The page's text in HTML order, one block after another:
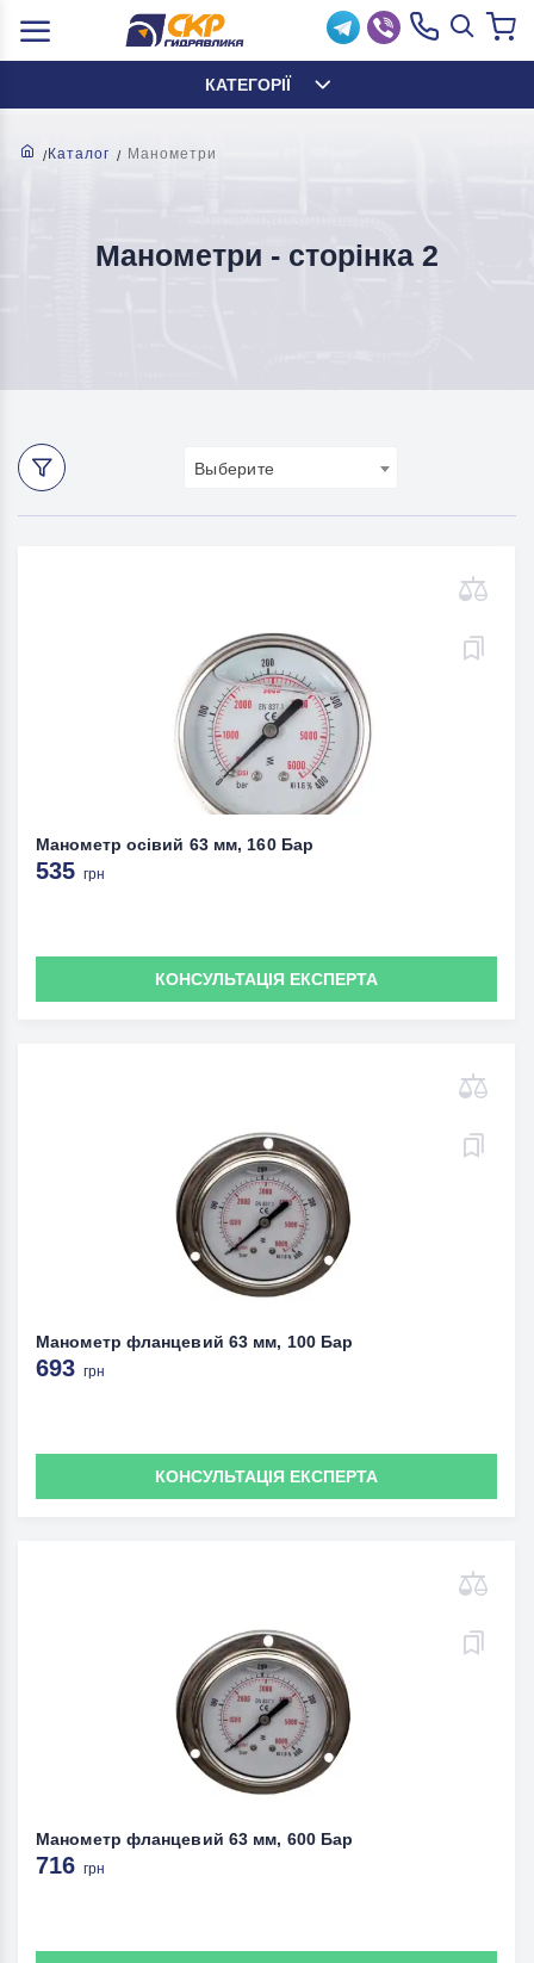
КАТЕГОРІЇ
Каталог Манометри
Манометри - cторінка 2
Выберите
Манометр осівий 63 мм, 160 Бар
535 грн
КОНСУЛЬТАЦІЯ ЕКСПЕРТА
Манометр фланцевий 63 мм, 100 Бар
693 грн
КОНСУЛЬТАЦІЯ ЕКСПЕРТА
Манометр фланцевий 63 мм, 600 Бар
716 грн